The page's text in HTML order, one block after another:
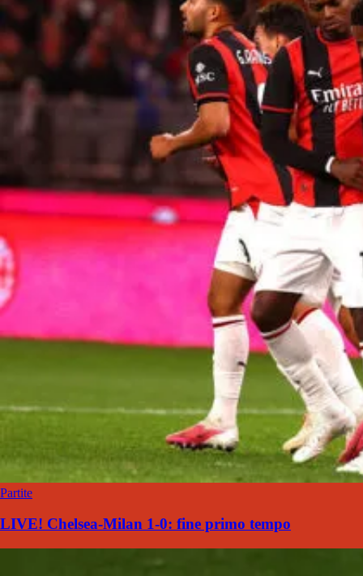
Partite
LIVE! Chelsea-Milan 1-0: fine primo tempo